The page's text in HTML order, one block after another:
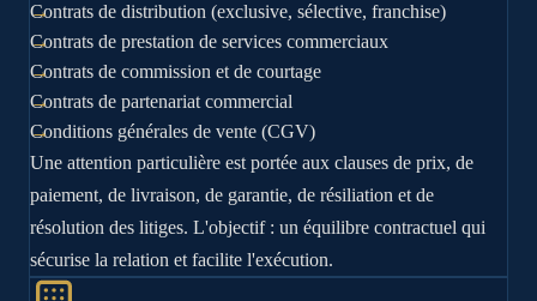
Contrats de distribution (exclusive, sélective, franchise)
Contrats de prestation de services commerciaux
Contrats de commission et de courtage
Contrats de partenariat commercial
Conditions générales de vente (CGV)
Une attention particulière est portée aux clauses de prix, de
paiement, de livraison, de garantie, de résiliation et de
résolution des litiges. L'objectif : un équilibre contractuel qui
sécurise la relation et facilite l'exécution.